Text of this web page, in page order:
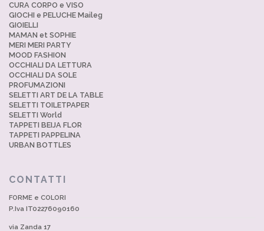
CURA CORPO e VISO
GIOCHI e PELUCHE Maileg
GIOIELLI
MAMAN et SOPHIE
MERI MERI PARTY
MOOD FASHION
OCCHIALI DA LETTURA
OCCHIALI DA SOLE
PROFUMAZIONI
SELETTI ART DE LA TABLE
SELETTI TOILETPAPER
SELETTI World
TAPPETI BEIJA FLOR
TAPPETI PAPPELINA
URBAN BOTTLES
CONTATTI
FORME e COLORI
P.Iva IT02276090160
via Zanda 17